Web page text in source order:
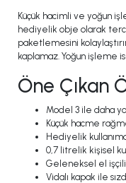
Küçük hacimli ve yoğun
hediyelik obje olarak
paketlemesini
kaplamaz. Yoğun işleme
Öne Çıkan
Model 3 ile daha
Küçük hacme
Hediyelik
0,7 litrelik kişisel
Geleneksel el
Vidalı kapak ile